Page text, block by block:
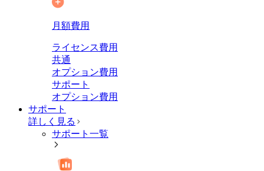
月額費用
ライセンス費用
共通
オプション費用
サポート
オプション費用
サポート
詳しく見る
サポート一覧